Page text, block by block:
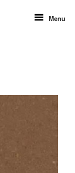
Menu